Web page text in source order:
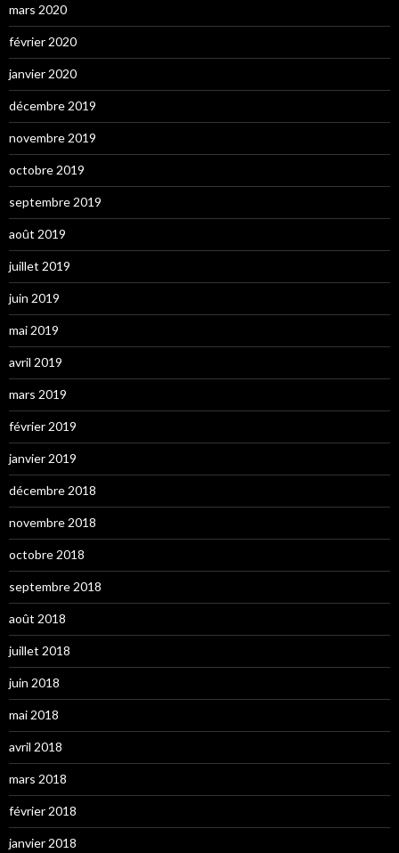
mars 2020
février 2020
janvier 2020
décembre 2019
novembre 2019
octobre 2019
septembre 2019
août 2019
juillet 2019
juin 2019
mai 2019
avril 2019
mars 2019
février 2019
janvier 2019
décembre 2018
novembre 2018
octobre 2018
septembre 2018
août 2018
juillet 2018
juin 2018
mai 2018
avril 2018
mars 2018
février 2018
janvier 2018